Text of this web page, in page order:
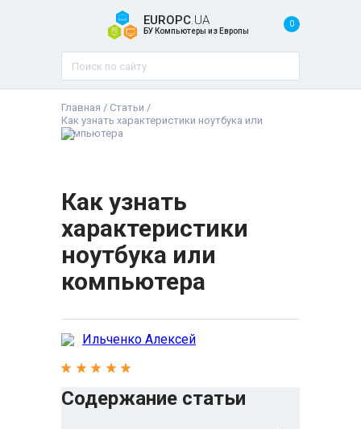
EUROPC.UA
БУ Компьютеры из Европы
0
Главная / Статьи /
Как узнать характеристики ноутбука или
компьютера
Как узнать
характеристики
ноутбука или
компьютера
Ильченко Алексей
Содержание статьи